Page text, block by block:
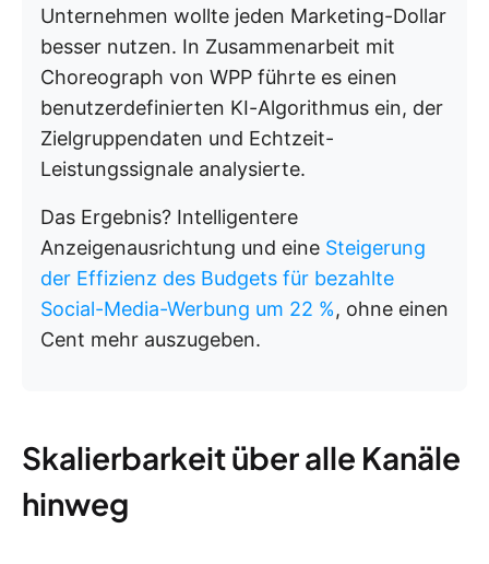
Unternehmen wollte jeden Marketing-Dollar
besser nutzen. In Zusammenarbeit mit
Choreograph von WPP führte es einen
benutzerdefinierten KI-Algorithmus ein, der
Zielgruppendaten und Echtzeit-
Leistungssignale analysierte.
Das Ergebnis? Intelligentere
Anzeigenausrichtung und eine Steigerung
der Effizienz des Budgets für bezahlte
Social-Media-Werbung um 22 %, ohne einen
Cent mehr auszugeben.
Skalierbarkeit über alle Kanäle
hinweg